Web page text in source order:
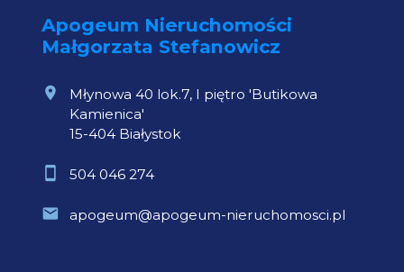
Apogeum Nieruchomości
Małgorzata Stefanowicz
Młynowa 40 lok.7, I piętro 'Butikowa
Kamienica'
15-404 Białystok
504 046 274
apogeum@apogeum-nieruchomosci.pl